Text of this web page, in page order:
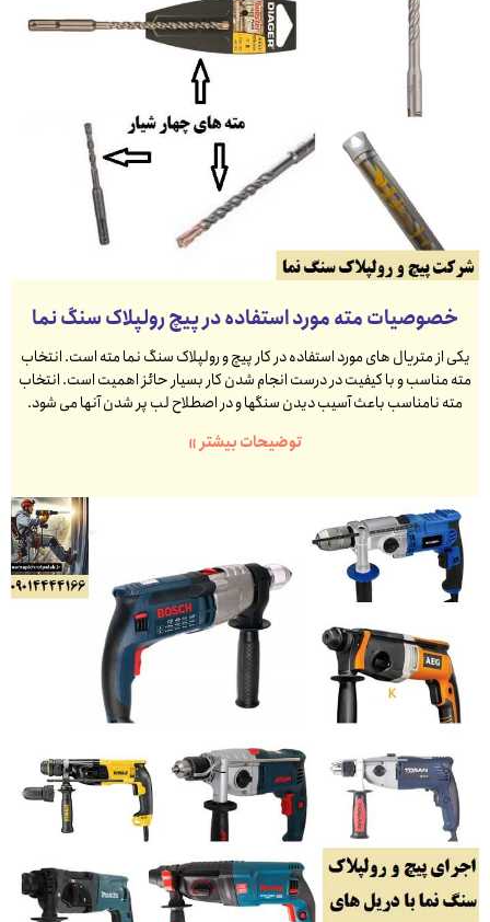
خصوصیات مته مورد استفاده در پیچ رولپلاک سنگ نما
یکی از متریال های مورد استفاده در کار پیچ و رولپلاک سنگ نما مته است. انتخاب
مته مناسب و با کیفیت در درست انجام شدن کار بسیار حائز اهمیت است. انتخاب
مته نامناسب باعث آسیب دیدن سنگها و در اصطلاح لب پر شدن آنها می شود.
توضیحات بیشتر »